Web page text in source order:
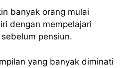
banyak orang mulai
dengan mempelajari
pensiun.
yang banyak diminati